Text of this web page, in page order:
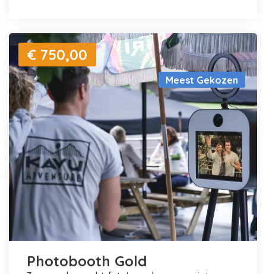
Meest Gekozen
€ 750,00
Photobooth Gold